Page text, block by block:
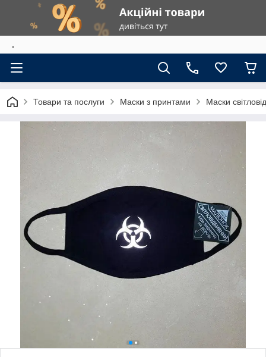
.
Товари та послуги Маски з принтами Маски